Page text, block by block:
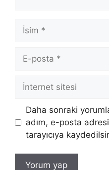
İsim
posta
İnternet
sitesi
Daha sonraki
adım, e-posta
tarayıcıya